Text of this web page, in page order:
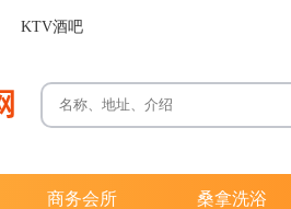
KTV酒吧
商务会所 桑拿洗浴